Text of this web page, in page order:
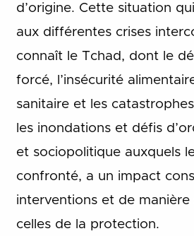
d’origine. Cette situation
aux différentes crises
connaît le Tchad, dont le
forcé, l’insécurité
sanitaire et les
les inondations et défis
et sociopolitique auxquels
confronté, a un impact
interventions et de manière
celles de la protection.